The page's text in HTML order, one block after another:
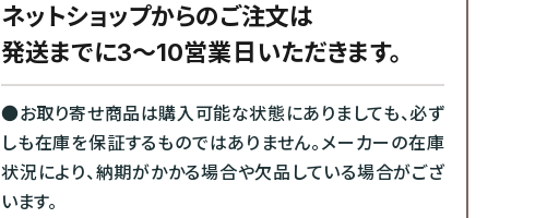
ネットショップからのご注文は
発送までに3～10営業日いただきます。
●お取り寄せ商品は購入可能な状態にありましても、必ず
しも在庫を保証するものではありません。メーカーの在庫
状況により、納期がかかる場合や欠品している場合がござ
います。